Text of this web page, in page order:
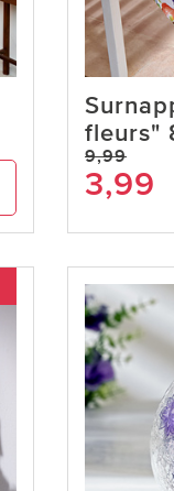
fleurs"
9,99
3,99